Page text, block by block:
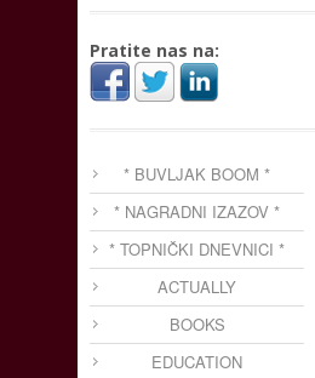
Pratite nas na:
* BUVLJAK BOOM *
* NAGRADNI IZAZOV *
* TOPNIČKI DNEVNICI *
ACTUALLY
BOOKS
EDUCATION